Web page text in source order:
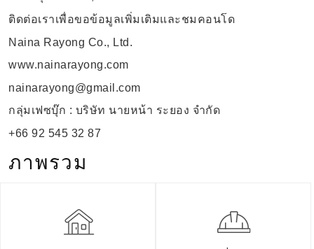
ติดต่อเราเพื่อขอข้อมูลเพิ่มเติมและชมคอนโด
Naina Rayong Co., Ltd.
www.nainarayong.com
nainarayong@gmail.com
กลุ่มเฟซบุ๊ก : บริษัท นายหน้า ระยอง จำกัด
+66 92 545 32 87
ภาพรวม